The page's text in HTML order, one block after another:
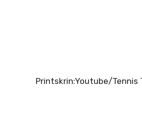
Printskrin:Youtube/Tennis